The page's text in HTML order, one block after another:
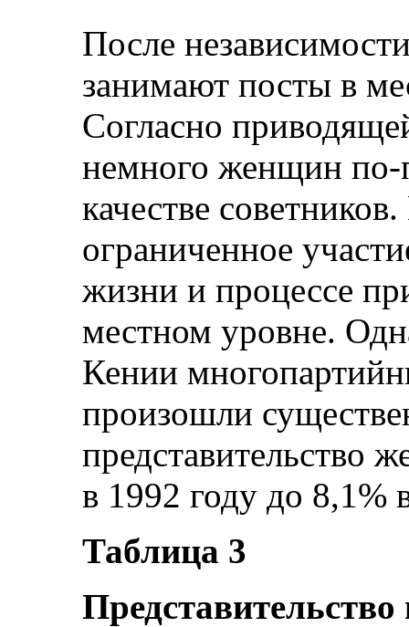
После
занимают посты в
Согласно
немного женщин по-
качестве
ограниченное
жизни и процессе
местном уровне.
Кении
произошли
представительство
в 1992 году до 8,1%
Таблица 3